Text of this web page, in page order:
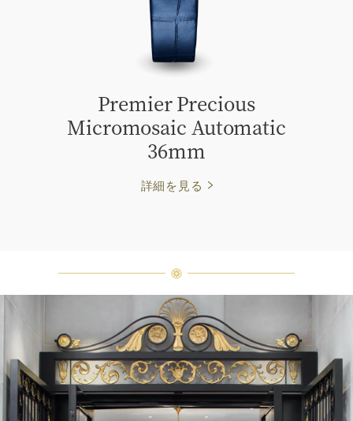
Premier Precious
Micromosaic Automatic
36mm
詳細を見る